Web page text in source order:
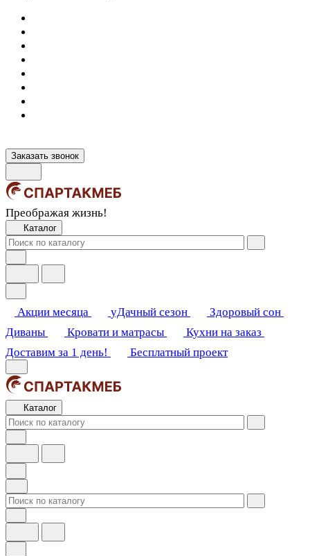
Заказать звонок
Преображая жизнь!
Каталог
Акции месяца уДачный сезон
Здоровый сон
Диваны
Кровати и матрасы
Кухни на заказ
Доставим за 1 день!
Бесплатный проект
Каталог